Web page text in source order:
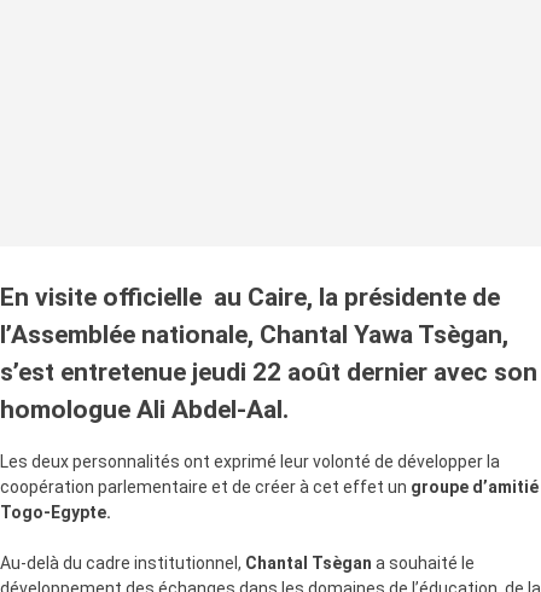
En visite officielle au Caire, la présidente de
l’Assemblée nationale, Chantal Yawa Tsègan,
s’est entretenue jeudi 22 août dernier avec son
homologue Ali Abdel-Aal.
Les deux personnalités ont exprimé leur volonté de développer la
coopération parlementaire et de créer à cet effet un groupe d’amitié
Togo-Egypte.
Au-delà du cadre institutionnel, Chantal Tsègan a souhaité le